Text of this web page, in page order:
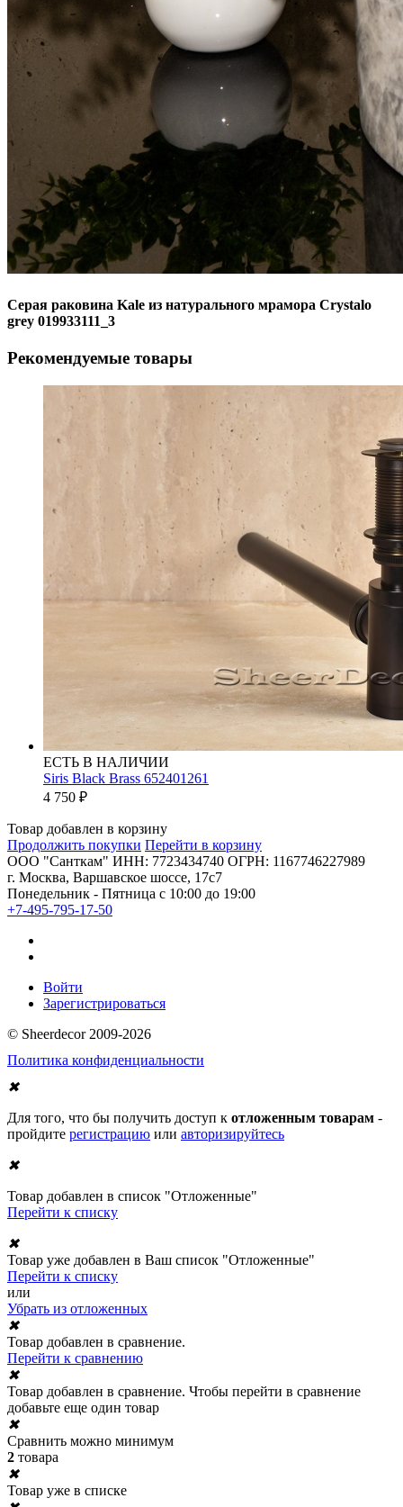
Серая раковина Kale из натурального мрамора Crystalo
grey 019933111_3
Рекомендуемые товары
ЕСТЬ В НАЛИЧИИ
Siris Black Brass 652401261
4 750 ₽
Товар добавлен в корзину
Продолжить покупки Перейти в корзину
ООО "Санткам" ИНН: 7723434740 ОГРН: 1167746227989
г. Москва, Варшавское шоссе, 17с7
Понедельник - Пятница с 10:00 до 19:00
+7-495-795-17-50
Войти
Зарегистрироваться
© Sheerdecor 2009-2026
Политика конфиденциальности
✖
Для того, что бы получить доступ к отложенным товарам -
пройдите регистрацию или авторизируйтесь
✖
Товар добавлен в список "Отложенные"
Перейти к списку
✖
Товар уже добавлен в Ваш список "Отложенные"
Перейти к списку
или
Убрать из отложенных
✖
Товар добавлен в сравнение.
Перейти к сравнению
✖
Товар добавлен в сравнение. Чтобы перейти в сравнение
добавьте еще один товар
✖
Сравнить можно минимум
2 товара
✖
Товар уже в списке